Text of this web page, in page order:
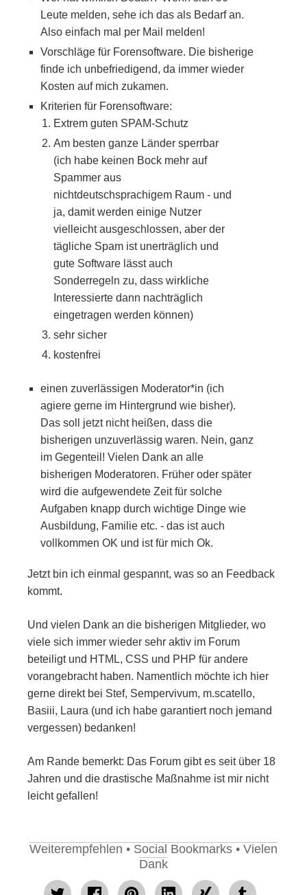
Leute melden, sehe ich das als Bedarf an.
Also einfach mal per Mail melden!
Vorschläge für Forensoftware. Die bisherige
finde ich unbefriedigend, da immer wieder
Kosten auf mich zukamen.
Kriterien für Forensoftware:
Extrem guten SPAM-Schutz
Am besten ganze Länder sperrbar
(ich habe keinen Bock mehr auf
Spammer aus
nichtdeutschsprachigem Raum - und
ja, damit werden einige Nutzer
vielleicht ausgeschlossen, aber der
tägliche Spam ist unerträglich und
gute Software lässt auch
Sonderregeln zu, dass wirkliche
Interessierte dann nachträglich
eingetragen werden können)
sehr sicher
kostenfrei
einen zuverlässigen Moderator*in (ich
agiere gerne im Hintergrund wie bisher).
Das soll jetzt nicht heißen, dass die
bisherigen unzuverlässig waren. Nein, ganz
im Gegenteil! Vielen Dank an alle
bisherigen Moderatoren. Früher oder später
wird die aufgewendete Zeit für solche
Aufgaben knapp durch wichtige Dinge wie
Ausbildung, Familie etc. - das ist auch
vollkommen OK und ist für mich Ok.
Jetzt bin ich einmal gespannt, was so an Feedback
kommt.
Und vielen Dank an die bisherigen Mitglieder, wo
viele sich immer wieder sehr aktiv im Forum
beteiligt und HTML, CSS und PHP für andere
vorangebracht haben. Namentlich möchte ich hier
gerne direkt bei Stef, Sempervivum, m.scatello,
Basiii, Laura (und ich habe garantiert noch jemand
vergessen) bedanken!
Am Rande bemerkt: Das Forum gibt es seit über 18
Jahren und die drastische Maßnahme ist mir nicht
leicht gefallen!
Weiterempfehlen • Social Bookmarks • Vielen
Dank